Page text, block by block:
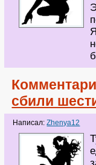
сбили
Написал:Zhenya12